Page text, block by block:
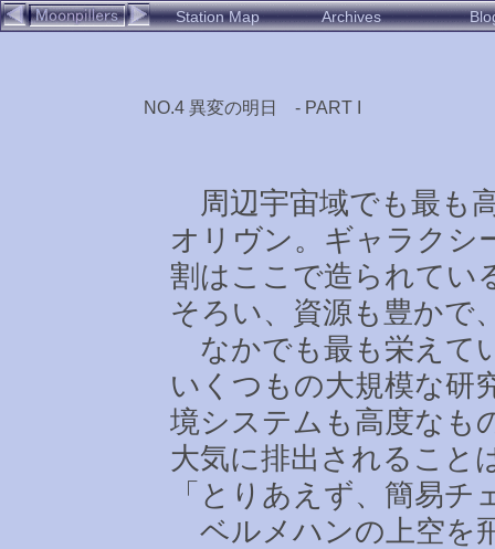
Station Map Archives
NO.4 異変の明日 - PART I
周辺宇宙域でも最も
オリヴン。ギャラクシ
割はここで造られてい
そろい、資源も豊かで
なかでも最も栄えて
いくつもの大規模な研
境システムも高度なも
大気に排出されること
「とりあえず、簡易
ベルメハンの上空を